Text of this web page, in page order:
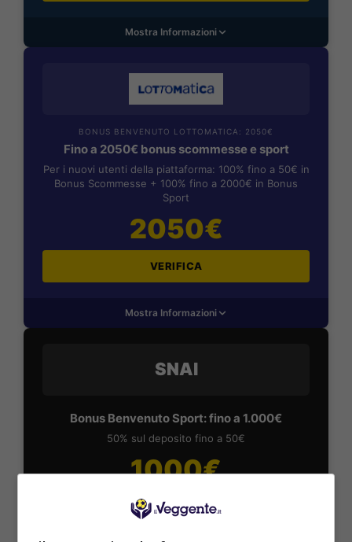
Mostra Informazioni
BONUS BENVENUTO LOTTOMATICA: 2050€
Fino a 2050€ bonus scommesse e sport
Per i nuovi utenti della piattaforma: 100% fino a 50€ in
Bonus Scommesse + 100% fino a 2000€ in Bonus
Sport
2050€
VERIFICA
Mostra Informazioni
SNAI
Bonus Benvenuto Sport: fino a 1.000€
50% sul deposito fino a 50€
1000€
VERIFICA